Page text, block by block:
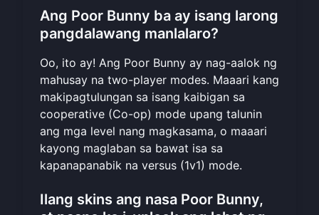
Ang Poor Bunny ba ay isang larong
pangdalawang manlalaro?
Oo, ito ay! Ang Poor Bunny ay nag-aalok ng
mahusay na two-player modes. Maaari kang
makipagtulungan sa isang kaibigan sa
cooperative (Co-op) mode upang talunin
ang mga level nang magkasama, o maaari
kayong maglaban sa bawat isa sa
kapanapanabik na versus (1v1) mode.
Ilang skins ang nasa Poor Bunny,